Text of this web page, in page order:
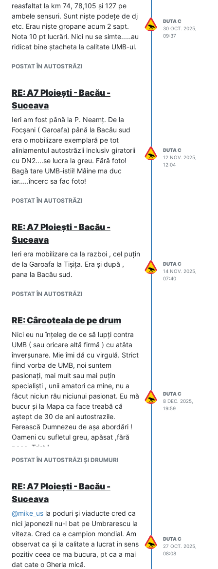
reasfaltat la km 74, 78,105 și 127 pe
ambele sensuri. Sunt niște podețe de dj
etc. Erau niște gropane acum 2 sapt.
Nota 10 pt lucrări. Nici nu se simte.....au
ridicat bine ștacheta la calitate UMB-ul.
POSTAT ÎN AUTOSTRĂZI
DUTA C
30 OCT. 2025,
09:37
RE: A7 Ploiești - Bacău -
Suceava
Ieri am fost până la P. Neamț. De la
Focșani ( Garoafa) până la Bacău sud
era o mobilizare exemplară pe tot
aliniamentul autostrăzii inclusiv giratorii
cu DN2....se lucra la greu. Fără foto!
Bagă tare UMB-istii! Mâine ma duc
iar.....încerc sa fac foto!
POSTAT ÎN AUTOSTRĂZI
DUTA C
12 NOV. 2025,
12:04
RE: A7 Ploiești - Bacău -
Suceava
Ieri era mobilizare ca la razboi , cel puțin
de la Garoafa la Tișița. Era și după ,
pana la Bacău sud.
POSTAT ÎN AUTOSTRĂZI
DUTA C
14 NOV. 2025,
07:40
RE: Cârcoteala de pe drum
Nici eu nu înțeleg de ce să lupți contra
UMB ( sau oricare altă firmă ) cu atâta
înverșunare. Mie îmi dă cu virgulă. Strict
fiind vorba de UMB, noi suntem
pasionați, mai mult sau mai puțin
specialiști , unii amatori ca mine, nu a
făcut niciun rău niciunui pasionat. Eu mă
bucur și la Mapa ca face treabă că
aștept de 30 de ani autostrazile.
Ferească Dumnezeu de așa abordări !
Oameni cu sufletul greu, apăsat ,fără
pace. Trist !
POSTAT ÎN AUTOSTRĂZI ȘI DRUMURI
DUTA C
8 DEC. 2025,
19:59
RE: A7 Ploiești - Bacău -
Suceava
@mike_us la poduri și viaducte cred ca
nici japonezii nu-l bat pe Umbrarescu la
viteza. Cred ca e campion mondial. Am
observat ca și la calitate a lucrat in sens
pozitiv ceea ce ma bucura, pt ca a mai
dat cate o Gherla mică.
DUTA C
27 OCT. 2025,
08:08